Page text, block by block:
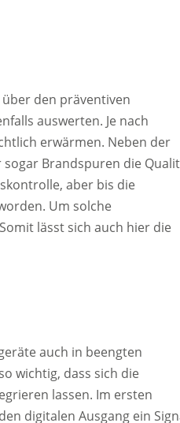
den präventiven
auswerten. Je nach
erwärmen. Neben der
Brandspuren die
aber bis die
Um solche
lässt sich auch hier die
auch in beengten
wichtig, dass sich die
lassen. Im ersten
digitalen Ausgang ein